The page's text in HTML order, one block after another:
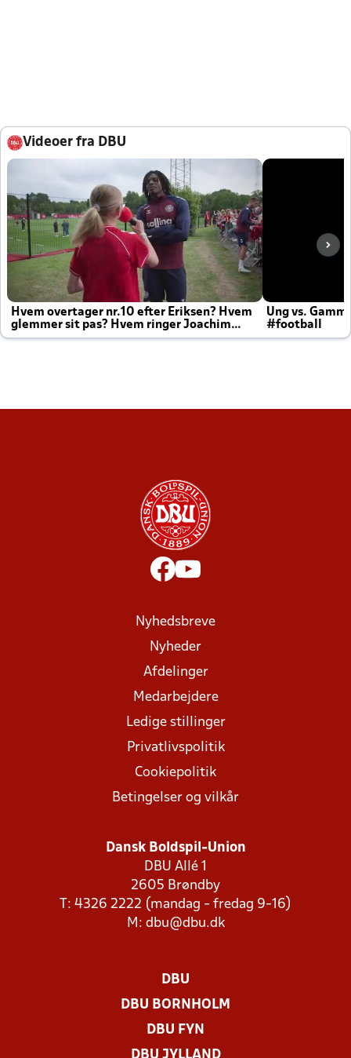
Videoer fra DBU
Hvem overtager nr.10 efter Eriksen? Hvem
glemmer sit pas? Hvem ringer Joachim
altid til efter kampe?
Ung vs.
#football
Nyhedsbreve
Nyheder
Afdelinger
Medarbejdere
Ledige stillinger
Privatlivspolitik
Cookiepolitik
Betingelser og vilkår
Dansk Boldspil-Union
DBU Allé 1
2605 Brøndby
T: 4326 2222 (mandag - fredag 9-16)
M: dbu@dbu.dk
DBU
DBU BORNHOLM
DBU FYN